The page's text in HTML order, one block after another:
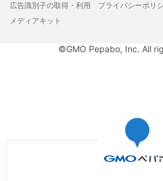
広告識別子の取得・利用
プライバシーポリ
メディアキット
©GMO Pepabo, Inc. All